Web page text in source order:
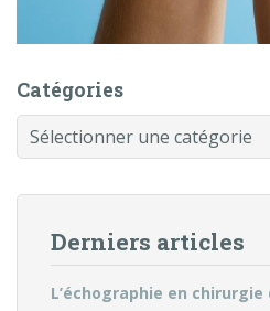
Catégories
Catégories
Derniers articles
L’échographie en chirurgie